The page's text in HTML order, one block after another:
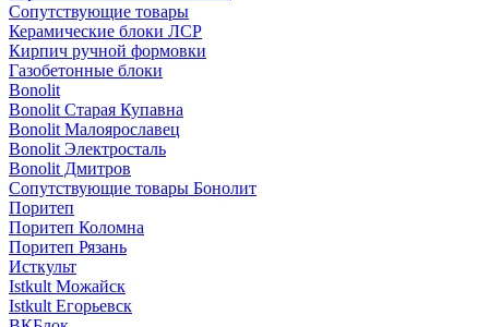
Сопутствующие товары
Керамические блоки ЛСР
Кирпич ручной формовки
Газобетонные блоки
Bonolit
Bonolit Старая Купавна
Bonolit Малоярославец
Bonolit Электросталь
Bonolit Дмитров
Сопутствующие товары Бонолит
Поритеп
Поритеп Коломна
Поритеп Рязань
Исткульт
Istkult Можайск
Istkult Егорьевск